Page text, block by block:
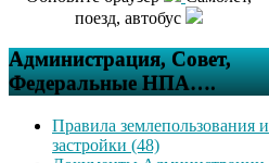
поезд, автобус
Администрация, Совет,
Федеральные НПА….
Правила землепользования и
застройки (48)